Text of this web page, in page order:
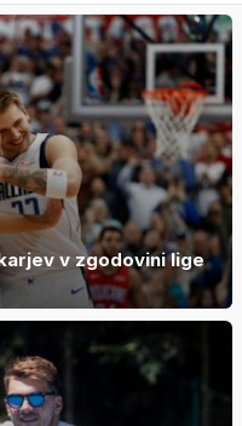
v zgodovini lige